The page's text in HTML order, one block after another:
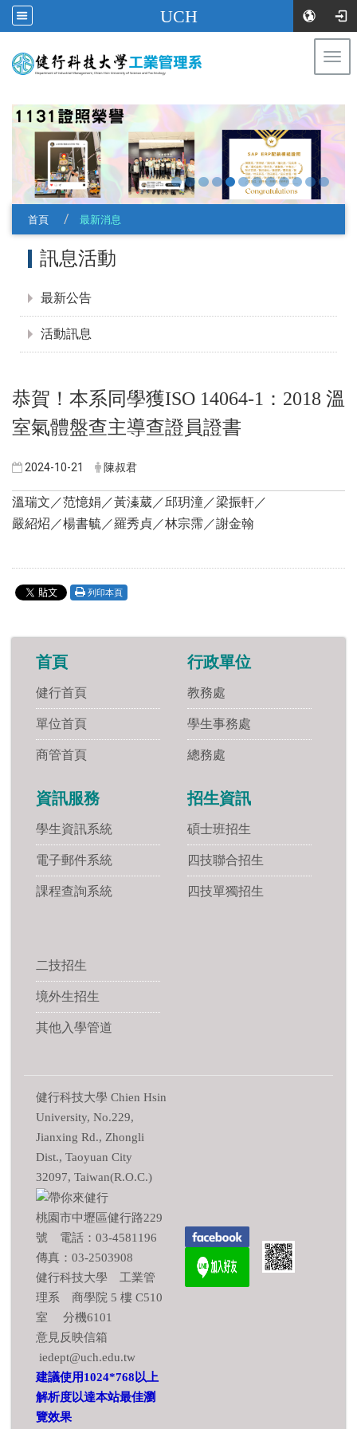
UCH
首頁 最新消息
訊息活動
最新公告
活動訊息
恭賀！本系同學獲ISO 14064-1：2018 溫
室氣體盤查主導查證員證書
2024-10-21 陳叔君
溫瑞文／范憶娟／黃溱葳／邱玥潼／梁振軒／
嚴紹炤／楊書毓／羅秀貞／林宗霈／謝金翰
列印本頁
首頁
健行首頁
單位首頁
商管首頁
行政單位
教務處
學生事務處
總務處
資訊服務
學生資訊系統
電子郵件系統
課程查詢系統
招生資訊
碩士班招生
四技聯合招生
四技單獨招生
二技招生
境外生招生
其他入學管道
健行科技大學 Chien Hsin
University, No.229,
Jianxing Rd., Zhongli
Dist., Taoyuan City
32097, Taiwan(R.O.C.)
桃園市中壢區健行路229
號 電話：03-4581196
傳真：03-2503908
健行科技大學 工業管
理系 商學院 5 樓 C510
室 分機6101
意見反映信箱
iedept@uch.edu.tw
建議使用1024*768以上
解析度以達本站最佳瀏
覽效果